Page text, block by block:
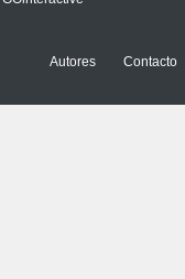
Autores Contacto